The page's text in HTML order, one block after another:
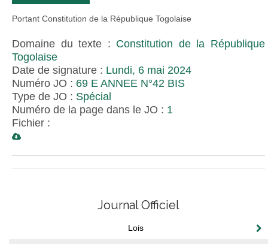
Portant Constitution de la République Togolaise
Domaine du texte : Constitution de la République
Togolaise
Date de signature : Lundi, 6 mai 2024
Numéro JO : 69 E ANNEE N°42 BIS
Type de JO : Spécial
Numéro de la page dans le JO : 1
Fichier :
Journal Officiel
Lois